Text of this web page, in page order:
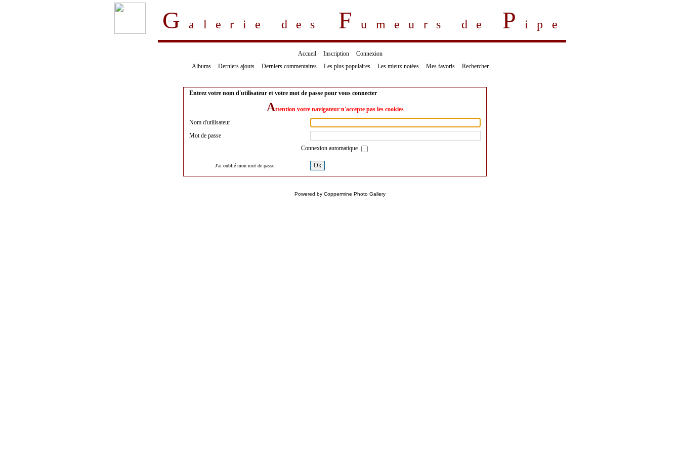
Galerie des Fumeurs de P ipe
Accueil Inscription
Connexion
Albums
Derniers ajouts Derniers commentaires Les plus populaires Les mieux notées Mes favoris Rechercher
Entrez votre nom d'utilisateur et votre mot de passe pour vous connecter
Attention votre navigateur n'accepte pas les cookies
Nom d'utilisateur
Mot de passe
Connexion automatique
J'ai oublié mon mot de passe Ok
Powered by Coppermine Photo Gallery